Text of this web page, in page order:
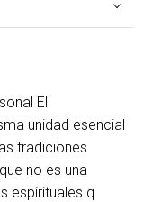
El
unidad esencial
tradiciones
no es una
espirituales q